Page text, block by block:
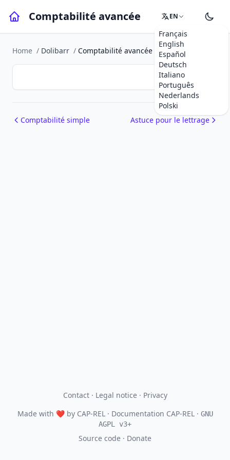
Comptabilité avancée EN
Français
English
Español
Deutsch
Italiano
Português
Nederlands
Polski
Home / Dolibarr / Comptabilité avancée
Comptabilité simple Astuce pour le lettrage
Contact· Legal notice· Privacy
Made with ❤by CAP-REL· Documentation CAP-REL · GNU
AGPL v3+
Source code · Donate